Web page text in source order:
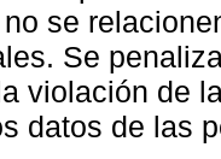
se
Se
violación de
datos de las